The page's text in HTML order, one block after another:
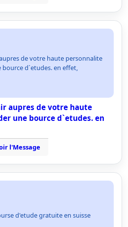
de votre haute personnalite
d`etudes. en effet,
aupres de votre haute
une bource d`etudes. en
l'Message
d'etude gratuite en suisse